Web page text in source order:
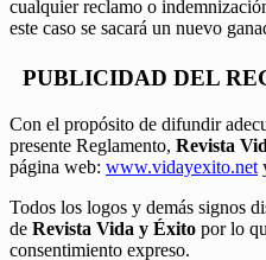
cualquier reclamo o
este caso se sacará un nuevo
PUBLICIDAD DEL
Con el propósito de difundir
presente Reglamento, Revista
página web: www.vidayexito.net
Todos los logos y demás signos
de Revista Vida y Éxito por lo
consentimiento expreso.